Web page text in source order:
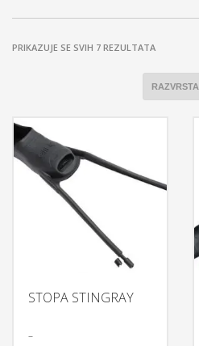
PRIKAZUJE SE SVIH 7 REZULTATAPOREDANO
CIJENI:
OD
STOPA STINGRAY
–